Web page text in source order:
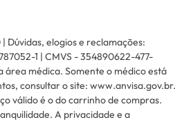
Dúvidas, elogios e reclamações:
1 | CMVS - 354890622-477-
área médica. Somente o médico está
consultar o site: www.anvisa.gov.br.
válido é o do carrinho de compras.
A privacidade e a